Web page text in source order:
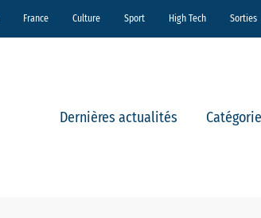
France Culture Sport High Tech Sorties
Dernières actualités